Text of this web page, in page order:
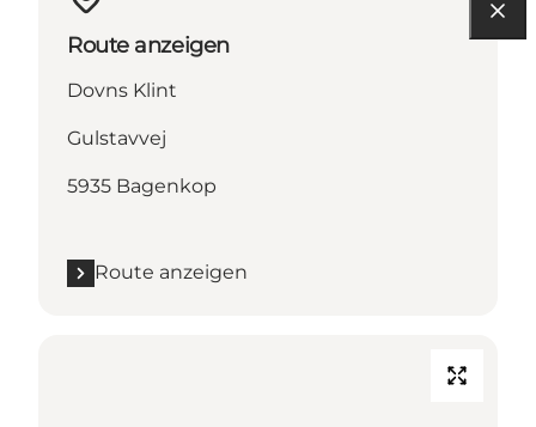
Route anzeigen
Dovns Klint
Gulstavvej
5935 Bagenkop
Route anzeigen